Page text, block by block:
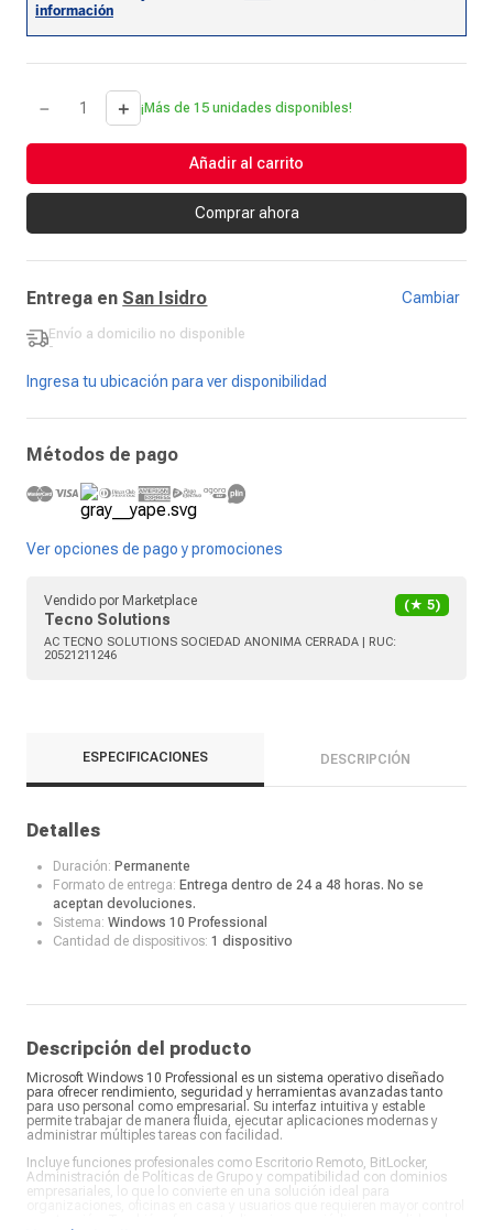
＋
－ ¡Más de 15 unidades disponibles!
Añadir al carrito
Comprar ahora
Entrega en San Isidro Cambiar
Envío a domicilio no disponible
-
Ingresa tu ubicación para ver disponibilidad
Métodos de pago
Ver opciones de pago y promociones
Vendido por Marketplace
Tecno Solutions
(★ 5)
AC TECNO SOLUTIONS SOCIEDAD ANONIMA CERRADA | RUC:
20521211246
ESPECIFICACIONES DESCRIPCIÓN
Detalles
Duración: Permanente
Formato de entrega: Entrega dentro de 24 a 48 horas. No se
aceptan devoluciones.
Sistema: Windows 10 Professional
Cantidad de dispositivos: 1 dispositivo
Descripción del producto
Microsoft Windows 10 Professional es un sistema operativo diseñado
para ofrecer rendimiento, seguridad y herramientas avanzadas tanto
para uso personal como empresarial. Su interfaz intuitiva y estable
permite trabajar de manera fluida, ejecutar aplicaciones modernas y
administrar múltiples tareas con facilidad.
Incluye funciones profesionales como Escritorio Remoto, BitLocker,
Administración de Políticas de Grupo y compatibilidad con dominios
empresariales, lo que lo convierte en una solución ideal para